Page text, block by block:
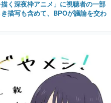
く深夜枠アニメ」に視聴者の一部
描写も含めて、BPOが議論を交わ